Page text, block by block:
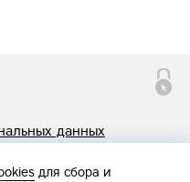
данных
для сбора и